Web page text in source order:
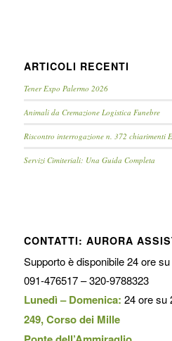
ARTICOLI RECENTI
Tener Expo Palermo 2026
Animali da Cremazione Logistica Funebre
Riscontro interrogazione n. 372 chiarimenti
Servizi Cimiteriali: Una Guida Completa
CONTATTI: AURORA
Supporto è disponibile 24 ore su
091-476517 – 320-9788323
Lunedì – Domenica: 24 ore su
249, Corso dei Mille